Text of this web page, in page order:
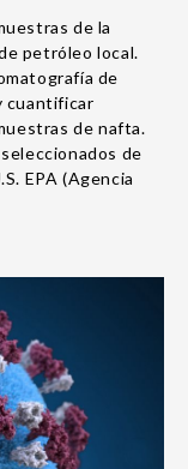
de la
petróleo local.
de
cuantificar
de nafta.
de
EPA (Agencia